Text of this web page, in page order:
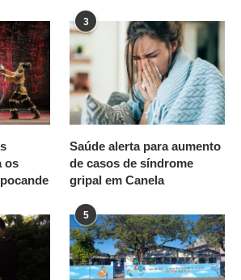
os
3
Saúde alerta para aumento
de casos de síndrome
gripal em Canela
5